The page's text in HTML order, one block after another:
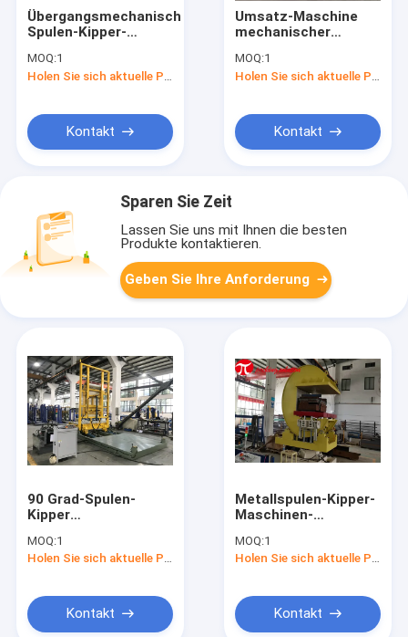
Übergangsmechanischer
Spulen-Kipper-
180 Grad-Spulen-
Umsatz-Maschine
MOQ:1
Kontakt
Umsatz-Maschine
mechanischer
Spulen-Kipper-
Fernsteuerungs-
MOQ:1
Kontakt
Sparen Sie Zeit
Lassen Sie uns mit Ihnen die besten
Produkte kontaktieren.
Geben Sie Ihre Anforderung
90 Grad-Spulen-
Kipper
Form-Umsatz-
Maschine
Upender
MOQ:1
Holen Sie sich aktuelle Preis
Kontakt
Metallspulen-Kipper-
Maschinen-
Übertragung 180
Laden der Grad-
Maschinen-2T
MOQ:1
Holen Sie sich aktuelle Preis
Kontakt